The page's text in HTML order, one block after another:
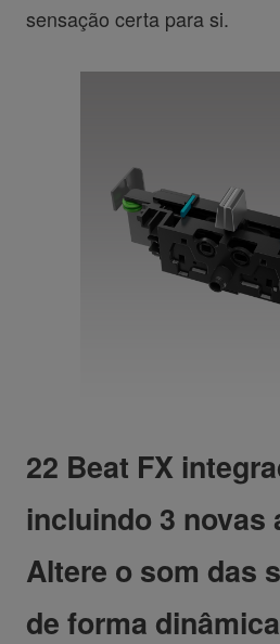
sensação certa para si.
22 Beat FX
incluindo 3 novas
Altere o som das
de forma dinâmica